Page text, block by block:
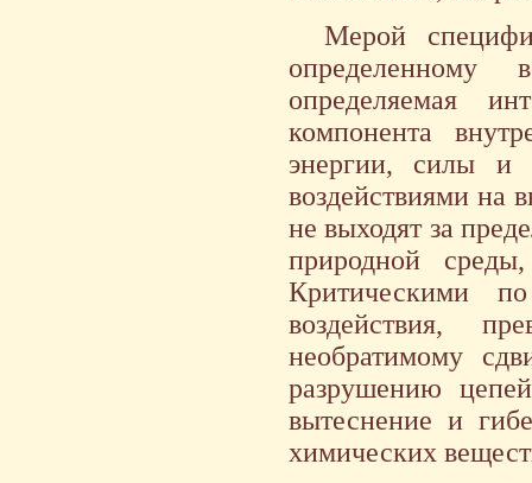
Мерой
определяемая
компонента
энергии, силы и
воздействиями на
не выходят за
природной
Критическими
воздействия,
необратимому
разрушению
вытеснение и
химических